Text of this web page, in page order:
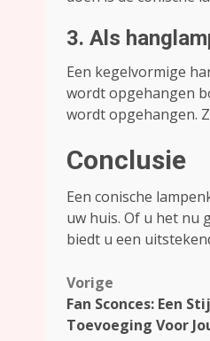
3. Als
Een kegelvormige
wordt opgehangen
wordt opgehangen.
Conclusie
Een conische
uw huis. Of u het nu
biedt u een
Bericht
navigatie
Vorige
Fan Sconces: Een
Toevoeging Voor